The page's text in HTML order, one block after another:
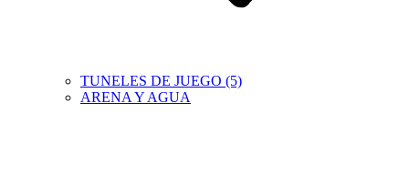
TUNELES DE JUEGO (5)
ARENA Y AGUA